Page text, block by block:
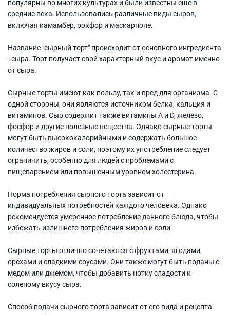
популярны во многих культурах и были известны еще в
средние века. Использовались различные виды сыров,
включая камамбер, рокфор и маскарпоне.
Название "сырный торт" происходит от основного ингредиента
- сыра. Торт получает свой характерный вкус и аромат именно
от сыра.
Сырные торты имеют как пользу, так и вред для организма. С
одной стороны, они являются источником белка, кальция и
витаминов. Сыр содержит также витамины А и D, железо,
фосфор и другие полезные вещества. Однако сырные торты
могут быть высококалорийными и содержать большое
количество жиров и соли, поэтому их употребление следует
ограничить, особенно для людей с проблемами с
пищеварением или повышенным уровнем холестерина.
Норма потребления сырного торта зависит от
индивидуальных потребностей каждого человека. Однако
рекомендуется умеренное потребление данного блюда, чтобы
избежать излишнего потребления жиров и соли.
Сырные торты отлично сочетаются с фруктами, ягодами,
орехами и сладкими соусами. Они также могут быть поданы с
медом или джемом, чтобы добавить нотку сладости к
соленому вкусу сыра.
Способ подачи сырного торта зависит от его вида и рецепта.